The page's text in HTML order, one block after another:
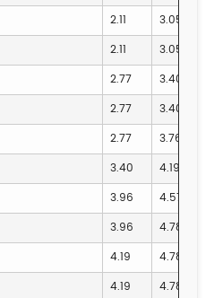
2.11
3.05
2.11
3.05
2.77
3.40
2.77
3.40
2.77
3.76
3.40
4.19
3.96
4.57
3.96 4.78
4.19 4.78
4.19 4.78